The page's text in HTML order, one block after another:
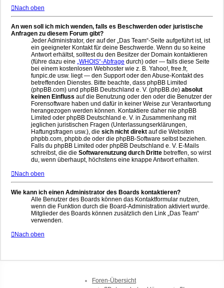
Nach oben
An wen soll ich mich wenden, falls es Beschwerden oder juristische
Anfragen zu diesem Forum gibt?
Jeder Administrator, der auf der „Das Team“-Seite aufgeführt ist, ist
ein geeigneter Kontakt für deine Beschwerde. Wenn du so keine
Antwort erhältst, solltest du den Besitzer der Domain kontaktieren
(führe dazu eine „WHOIS“-Abfrage durch) oder — falls diese Seite
bei einem kostenlosen Webhoster wie z. B. Yahoo!, free.fr,
funpic.de usw. liegt — den Support oder den Abuse-Kontakt des
betreffenden Dienstes. Bitte beachte, dass phpBB Limited
(phpBB.com) und phpBB Deutschland e. V. (phpBB.de) absolut
keinen Einfluss auf die Benutzung oder den oder die Benutzer der
Forensoftware haben und dafür in keiner Weise zur Verantwortung
herangezogen werden können. Kontaktiere daher nie phpBB
Limited oder phpBB Deutschland e. V. in Zusammenhang mit
jeglichen juristischen Fragen (Unterlassungserklärungen,
Haftungsfragen usw.), die sich nicht direkt auf die Websiten
phpbb.com, phpbb.de oder die phpBB-Software selbst beziehen.
Falls du phpBB Limited oder phpBB Deutschland e. V. E-Mails
schreibst, die die Softwarenutzung durch Dritte betreffen, so wirst
du, wenn überhaupt, höchstens eine knappe Antwort erhalten.
Nach oben
Wie kann ich einen Administrator des Boards kontaktieren?
Alle Benutzer des Boards können das Kontaktformular nutzen,
wenn die Funktion durch die Board-Administration aktiviert wurde.
Mitglieder des Boards können zusätzlich den Link „Das Team“
verwenden.
Nach oben
Foren-Übersicht